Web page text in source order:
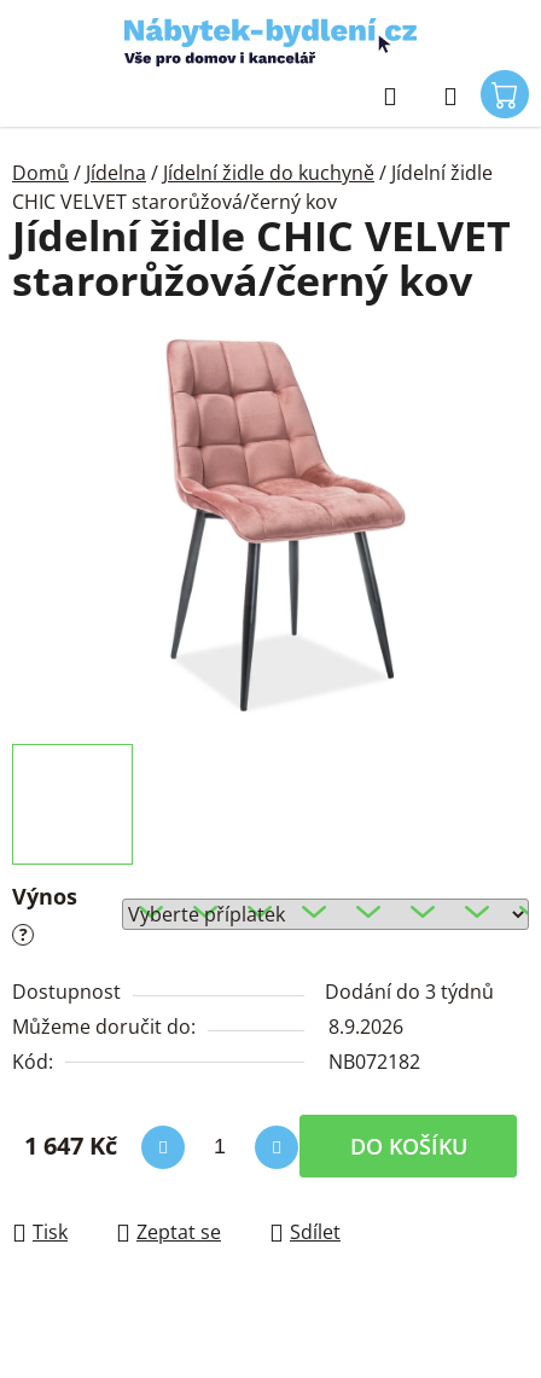
Hledat
Domů / Jídelna / Jídelní židle do kuchyně/ Jídelní židle
CHIC VELVET starorůžová/černý kov
Výnos
?
Dostupnost
Dodání do 3 týdnů
Můžeme doručit do:
8.9.2026
Kód:
NB072182
1 647 Kč DO KOŠÍKU
Tisk Zeptat se Sdílet
Jídelní židle CHIC VELVET
starorůžová/černý kov